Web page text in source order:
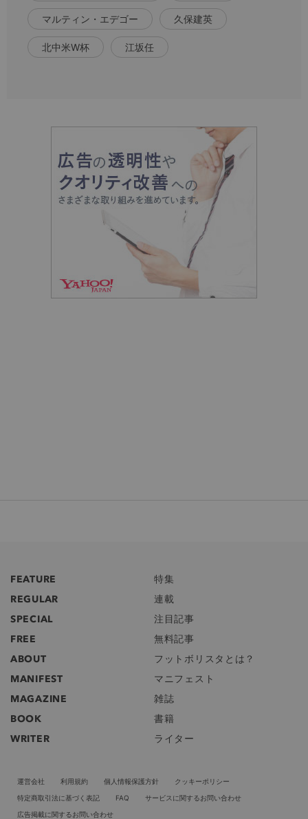
マルティン・エデゴー 久保建英
北中米W杯 江坂任
FEATURE
特集
REGULAR
連載
SPECIAL
注目記事
FREE
無料記事
ABOUT
フットボリスタとは？
MANIFEST
マニフェスト
MAGAZINE
雑誌
BOOK
書籍
WRITER
ライター
運営会社 利用規約 個人情報保護方針
クッキーポリシー
特定商取引法に基づく表記
FAQ
サービスに関するお問い合わせ
広告掲載に関するお問い合わせ